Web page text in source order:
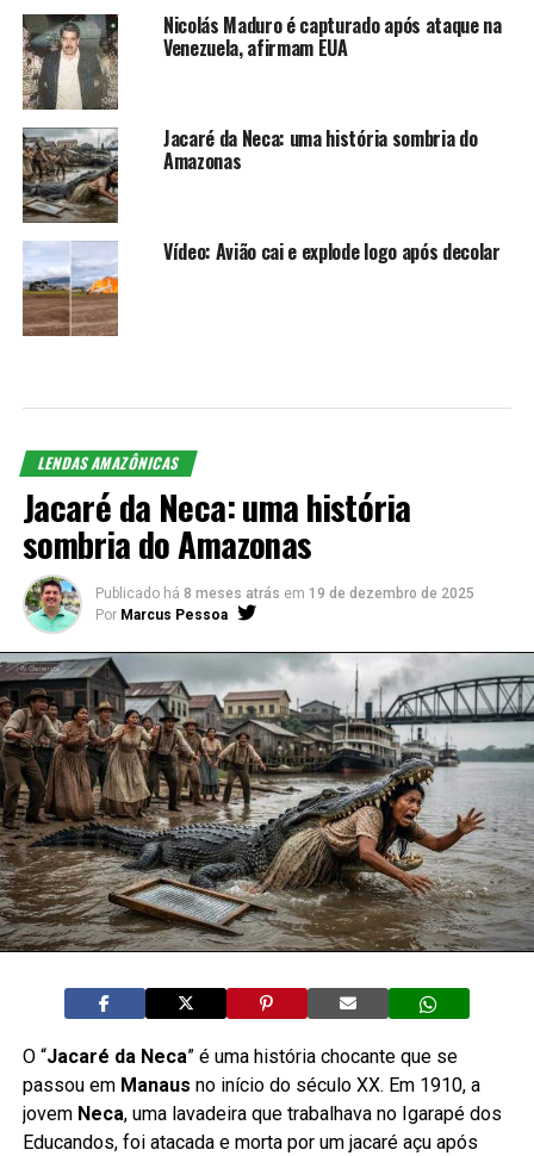
Nicolás Maduro é capturado após ataque na
Venezuela, afirmam EUA
Jacaré da Neca: uma história sombria do
Amazonas
Vídeo: Avião cai e explode logo após decolar
LENDAS AMAZÔNICAS
Jacaré da Neca: uma história
sombria do Amazonas
Publicado há 8 meses atrás em 19 de dezembro de 2025
Por Marcus Pessoa
O “Jacaré da Neca” é uma história chocante que se
passou em Manaus no início do século XX. Em 1910, a
jovem Neca, uma lavadeira que trabalhava no Igarapé dos
Educandos, foi atacada e morta por um jacaré açu após